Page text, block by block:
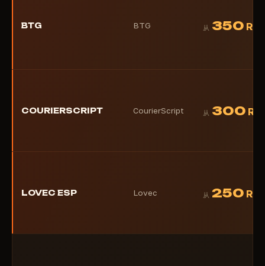
BTG BTG 从 350
COURIERSCRIPT CourierScript 从 300
LOVEC ESP Lovec 从 250